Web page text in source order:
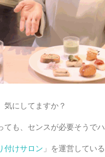
気にしてますか？
ても、センスが必要そうで
付けサロン 」を運営してい